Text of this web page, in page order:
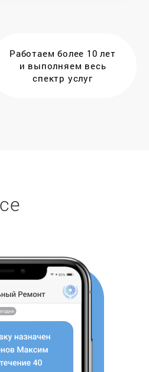
Работаем более 10 лет
и выполняем весь
спектр услуг